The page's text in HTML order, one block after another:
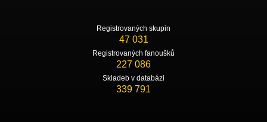
Registrovaných skupin
47 031
Registrovaných fanoušků
227 086
Skladeb v databázi
339 791